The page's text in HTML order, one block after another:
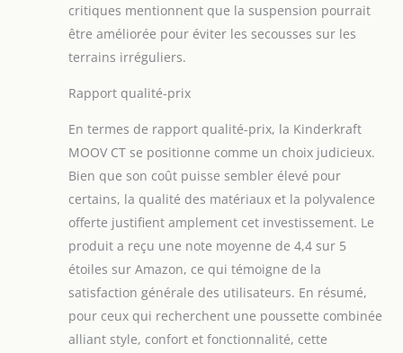
critiques mentionnent que la suspension pourrait
être améliorée pour éviter les secousses sur les
terrains irréguliers.
Rapport qualité-prix
En termes de rapport qualité-prix, la Kinderkraft
MOOV CT se positionne comme un choix judicieux.
Bien que son coût puisse sembler élevé pour
certains, la qualité des matériaux et la polyvalence
offerte justifient amplement cet investissement. Le
produit a reçu une note moyenne de 4,4 sur 5
étoiles sur Amazon, ce qui témoigne de la
satisfaction générale des utilisateurs. En résumé,
pour ceux qui recherchent une poussette combinée
alliant style, confort et fonctionnalité, cette